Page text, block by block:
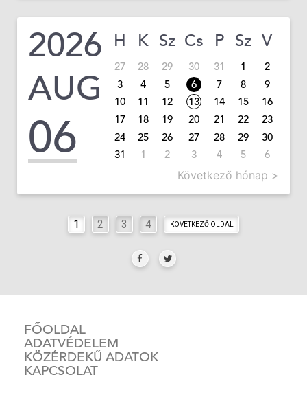
2026
AUG
06
H K Sz Cs P Sz V
27 28 29 30 31 1
2
3
4 5 6 7 8
9
10
11 12 13 14 15
16
17
18 19 20 21 22
23
24
25 26 27 28 29
30
31
1 2 3 4 5 6
Következő hónap >
1 2 3 4 KÖVETKEZŐ OLDAL
FŐOLDAL
ADATVÉDELEM
KÖZÉRDEKŰ ADATOK
KAPCSOLAT